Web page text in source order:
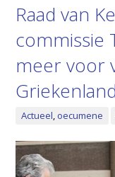
Raad van
commissie
meer voor
Griekenland
Actueel, oecumene